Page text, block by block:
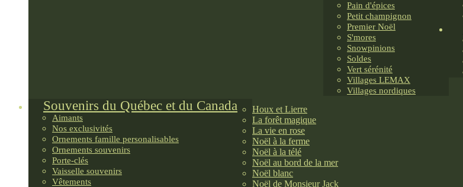
Pain d'épices
Petit champignon
Premier Noël
S'mores
Snowpinions
Soldes
Vert sérénité
Villages LEMAX
Villages nordiques
Souvenirs du Québec et du Canada
Aimants
Nos exclusivités
Ornements famille personalisables
Ornements souvenirs
Porte-clés
Vaisselle souvenirs
Vêtements
Houx et Lierre
La forêt magique
La vie en rose
Noël à la ferme
Noël à la télé
Noël au bord de la mer
Noël blanc
Noël de Monsieur Jack